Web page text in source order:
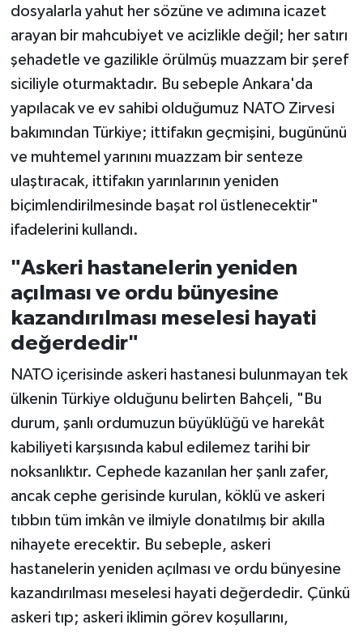
dosyalarla yahut her sözüne ve adımına icazet
arayan bir mahcubiyet ve acizlikle değil; her satırı
şehadetle ve gazilikle örülmüş muazzam bir şeref
siciliyle oturmaktadır. Bu sebeple Ankara'da
yapılacak ve ev sahibi olduğumuz NATO Zirvesi
bakımından Türkiye; ittifakın geçmişini, bugününü
ve muhtemel yarınını muazzam bir senteze
ulaştıracak, ittifakın yarınlarının yeniden
biçimlendirilmesinde başat rol üstlenecektir"
ifadelerini kullandı.
"Askeri hastanelerin yeniden
açılması ve ordu bünyesine
kazandırılması meselesi hayati
değerdedir"
NATO içerisinde askeri hastanesi bulunmayan tek
ülkenin Türkiye olduğunu belirten Bahçeli, "Bu
durum, şanlı ordumuzun büyüklüğü ve harekât
kabiliyeti karşısında kabul edilemez tarihi bir
noksanlıktır. Cephede kazanılan her şanlı zafer,
ancak cephe gerisinde kurulan, köklü ve askeri
tıbbın tüm imkân ve ilmiyle donatılmış bir akılla
nihayete erecektir. Bu sebeple, askeri
hastanelerin yeniden açılması ve ordu bünyesine
kazandırılması meselesi hayati değerdedir. Çünkü
askeri tıp; askeri iklimin görev koşullarını,